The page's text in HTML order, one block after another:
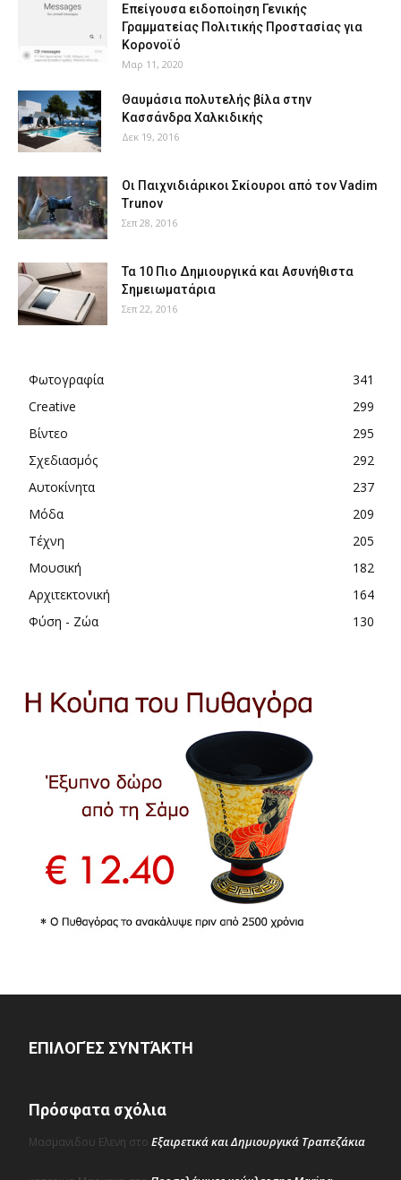
Επείγουσα ειδοποίηση Γενικής
Γραμματείας Πολιτικής Προστασίας για
Κορονοϊό
Μαρ 11, 2020
Θαυμάσια πολυτελής βίλα στην
Κασσάνδρα Χαλκιδικής
Δεκ 19, 2016
Οι Παιχνιδιάρικοι Σκίουροι από τον Vadim
Trunov
Σεπ 28, 2016
Τα 10 Πιο Δημιουργικά και Ασυνήθιστα
Σημειωματάρια
Σεπ 22, 2016
Φωτογραφία
341
Creative
299
Βίντεο
295
Σχεδιασμός
292
Αυτοκίνητα
237
Μόδα
209
Τέχνη
205
Μουσική
182
Αρχιτεκτονική
164
Φύση - Ζώα
130
ΕΠΙΛΟΓΈΣ ΣΥΝΤΆΚΤΗ
Πρόσφατα σχόλια
Μασμανιδου Ελενη στο Εξαιρετικά και Δημιουργικά Τραπεζάκια